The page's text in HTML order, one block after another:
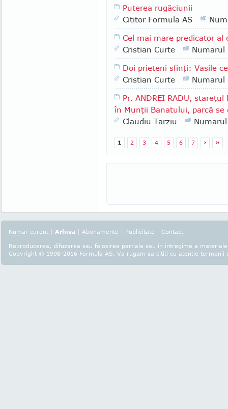
Puterea rugăciunii
Cititor Formula AS
Cel mai mare predicator al
Cristian Curte
Numarul
Doi prieteni sfinţi: Vasile
Cristian Curte
Numarul
Pr. ANDREI RADU,
în Munţii Banatului, parcă se
Claudiu Tarziu
1 2 3 4 5 6 7 › »
Numar curent | Arhiva | Abonamente | Publicitate | Contact
Reproducerea, difuzarea sau folosirea partiala sau in intregime a
Copyright © 1998-2016 Formula AS. Va rugam sa cititi cu atentie termenii